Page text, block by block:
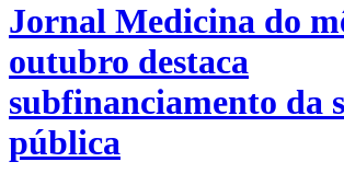
Jornal Medicina do
outubro destaca
subfinanciamento da
pública